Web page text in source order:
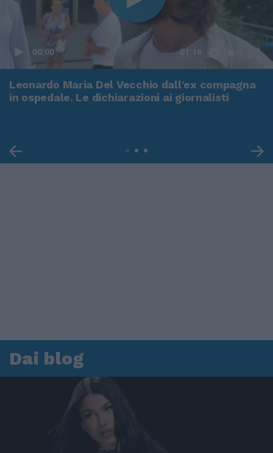
00:00 01:16
Leonardo Maria Del Vecchio dall'ex compagna
in ospedale. Le dichiarazioni ai giornalisti
Dai blog